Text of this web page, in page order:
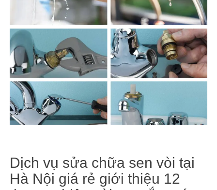
Dịch vụ sửa chữa sen vòi tại
Hà Nội giá rẻ giới thiệu 12